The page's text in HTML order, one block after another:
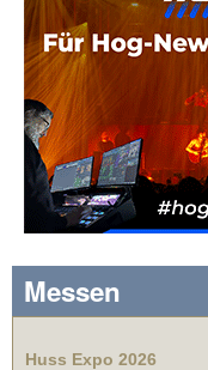
Messen
Huss Expo 2026